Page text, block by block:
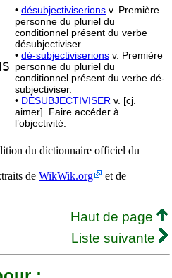
• désubjectiviserions v. Première
personne du pluriel du
conditionnel présent du verbe
désubjectiviser.
• dé-subjectiviserions v. Première
personne du pluriel du
conditionnel présent du verbe dé-
subjectiviser.
• DÉSUBJECTIVISER v. [cj.
aimer]. Faire accéder à
l’objectivité.
du dictionnaire officiel du
de WikWik.org
et de
Haut de page
Liste suivante